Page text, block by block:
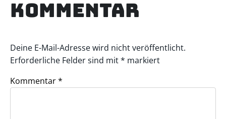
Kommentar
Deine E-Mail-Adresse wird nicht veröffentlicht.
Erforderliche Felder sind mit* markiert
Kommentar*